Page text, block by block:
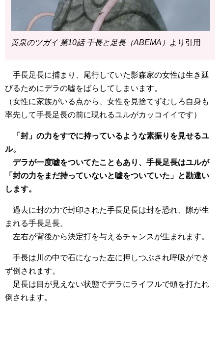
黄泉のツガイ 第10話 手長と足長（ABEMA） より引用
手長足長に捕まり、尾行していた影森家の女性は生き延
びるためにデラの嘘をばらしてしまいます。
（女性に家族がいる点から、女性を見捨てずむしろ自身も
率先して手長足長の前に現れるユルがカッコイイです）
「封」の力をすでに持っているような素振りを見せるユ
ル。
デラが一度嘘をついてたこともあり、手長足長はユルが
「封の力をまだ持っていないと嘘をついていた」と勘違い
します。
過去に封の力で封印された手長足長は封を恐れ、隙が生
まれる手長足長。
左右が背後から決定打を与えるチャンスが生まれます。
手長は川の中で石になった左に押しつぶされ呼吸ができ
ず倒されます。
足長は目が見えない状態でデラにライフルで頭を打たれ
倒されます。